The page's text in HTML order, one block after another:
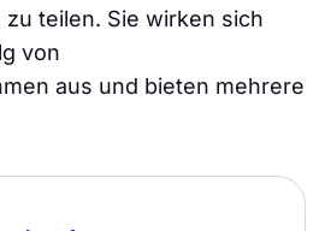
teilen. Sie wirken sich
von
aus und bieten mehrere